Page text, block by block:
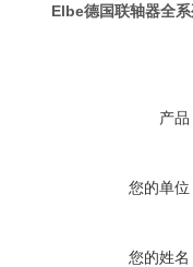
Elbe德国联轴器全
产品
您的单位
您的姓名